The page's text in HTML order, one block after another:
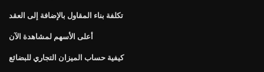
تكلفة بناء المقاول بالإضافة إلى العقد
أعلى الأسهم لمشاهدة الآن
كيفية حساب الميزان التجاري للبضائع